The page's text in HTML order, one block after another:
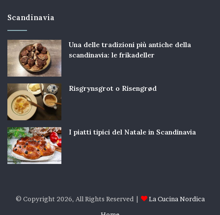
Scandinavia
Una delle tradizioni più antiche della
scandinavia: le frikadeller
Risgrynsgrot o Risengrød
I piatti tipici del Natale in Scandinavia
© Copyright 2026, All Rights Reserved |
La Cucina Nordica